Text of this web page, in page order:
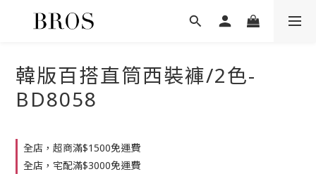
韓版百搭直筒西裝褲/2色-
BD8058
全店，超商滿$1500免運費
全店，宅配滿$3000免運費